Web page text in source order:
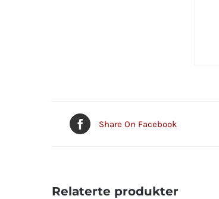
Share On Facebook
Relaterte produkter